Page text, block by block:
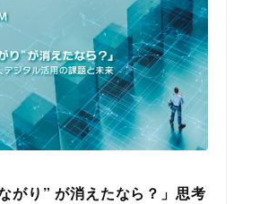
がり” が消えたなら？」思考